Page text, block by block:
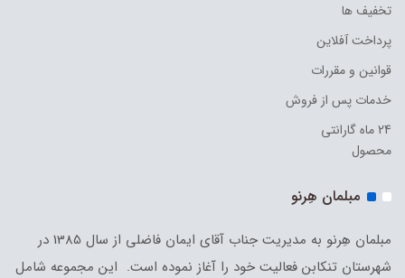
تخفیف ها
پرداخت آفلاین
قوانین و مقررات
خدمات پس از فروش
24 ماه گارانتی
محصول
مبلمان هِرنو
مبلمان هِرنو به مدیریت جناب آقای ایمان فاضلی از سال 1385 در
شهرستان تنکابن فعالیت خود را آغاز نموده است. این مجموعه شامل